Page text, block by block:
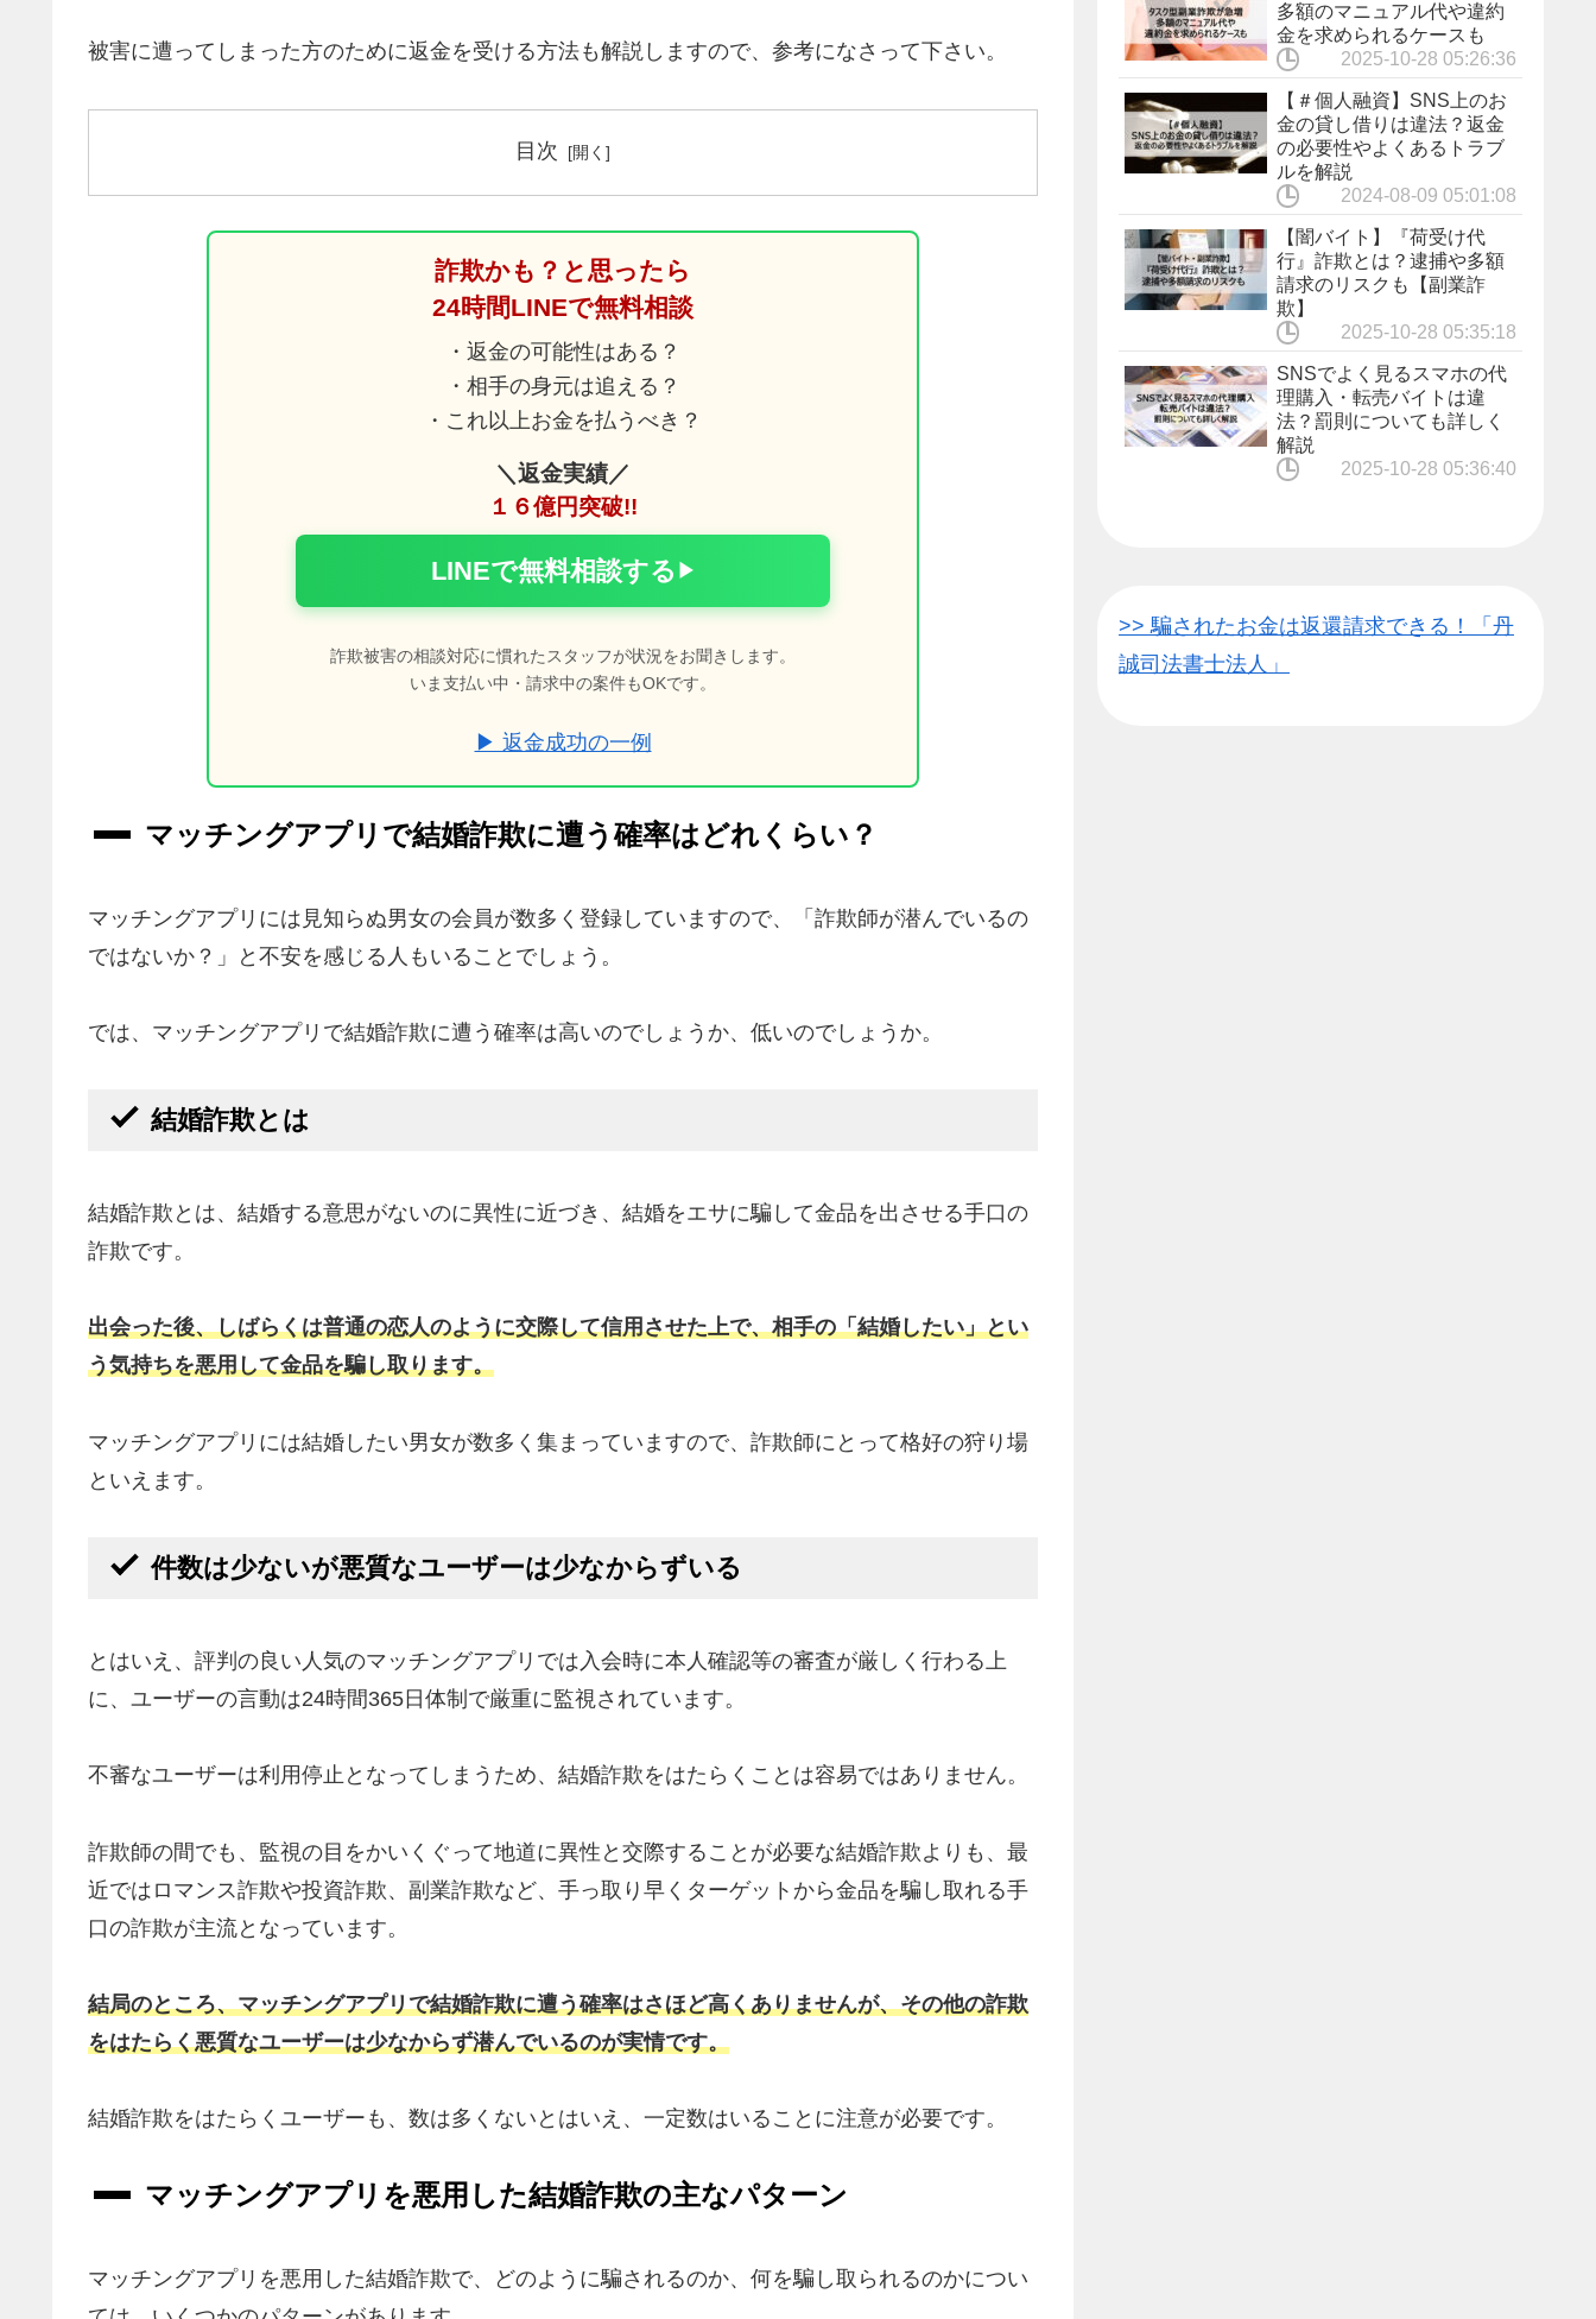
被害に遭ってしまった方のために返金を受ける方法も解説しますので、参考になさって下さい。
目次
詐欺かも？と思ったら
24時間LINEで無料相談
・返金の可能性はある？
・相手の身元は追える？
・これ以上お金を払うべき？
＼返金実績／
１６億円突破!!
LINEで無料相談する ▶
詐欺被害の相談対応に慣れたスタッフが状況をお聞きします。
いま支払い中・請求中の案件もOKです。
▶ 返金成功の一例
マッチングアプリで結婚詐欺に遭う確率はどれくらい？
マッチングアプリには見知らぬ男女の会員が数多く登録していますので、「詐欺師が潜んでいるの
ではないか？」と不安を感じる人もいることでしょう。
では、マッチングアプリで結婚詐欺に遭う確率は高いのでしょうか、低いのでしょうか。
結婚詐欺とは
結婚詐欺とは、結婚する意思がないのに異性に近づき、結婚をエサに騙して金品を出させる手口の
詐欺です。
出会った後、しばらくは普通の恋人のように交際して信用させた上で、相手の「結婚したい」とい
う気持ちを悪用して金品を騙し取ります。
マッチングアプリには結婚したい男女が数多く集まっていますので、詐欺師にとって格好の狩り場
といえます。
件数は少ないが悪質なユーザーは少なからずいる
とはいえ、評判の良い人気のマッチングアプリでは入会時に本人確認等の審査が厳しく行わる上
に、ユーザーの言動は24時間365日体制で厳重に監視されています。
不審なユーザーは利用停止となってしまうため、結婚詐欺をはたらくことは容易ではありません。
詐欺師の間でも、監視の目をかいくぐって地道に異性と交際することが必要な結婚詐欺よりも、最
近ではロマンス詐欺や投資詐欺、副業詐欺など、手っ取り早くターゲットから金品を騙し取れる手
口の詐欺が主流となっています。
結局のところ、マッチングアプリで結婚詐欺に遭う確率はさほど高くありませんが、その他の詐欺
をはたらく悪質なユーザーは少なからず潜んでいるのが実情です。
結婚詐欺をはたらくユーザーも、数は多くないとはいえ、一定数はいることに注意が必要です。
マッチングアプリを悪用した結婚詐欺の主なパターン
マッチングアプリを悪用した結婚詐欺で、どのように騙されるのか、何を騙し取られるのかについ
多額のマニュアル代や違約
金を求められるケースも
2025-10-28 05:26:36
【＃個人融資】SNS上のお
金の貸し借りは違法？返金
の必要性やよくあるトラブ
ルを解説
2024-08-09 05:01:08
【闇バイト】『荷受け代
行』詐欺とは？逮捕や多額
請求のリスクも【副業詐
欺】
2025-10-28 05:35:18
SNSでよく見るスマホの代
理購入・転売バイトは違
法？罰則についても詳しく
解説
2025-10-28 05:36:40
>> 騙されたお金は返還請求できる！「丹
誠司法書士法人」